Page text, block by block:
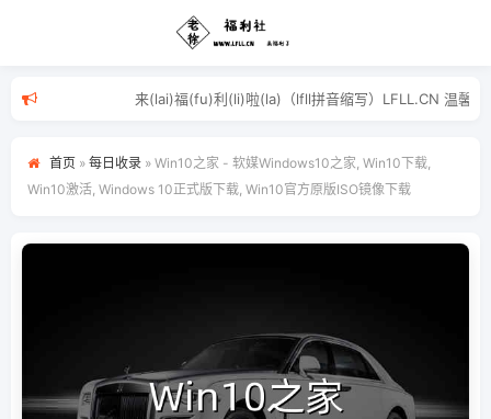
来(lai)福(fu)利(li)啦(la)（lfll拼音缩写）LFLL.CN 温馨提
首页 » 每日收录 » Win10之家 - 软媒Windows10之家, Win10下载,
Win10激活, Windows 10正式版下载, Win10官方原版ISO镜像下载